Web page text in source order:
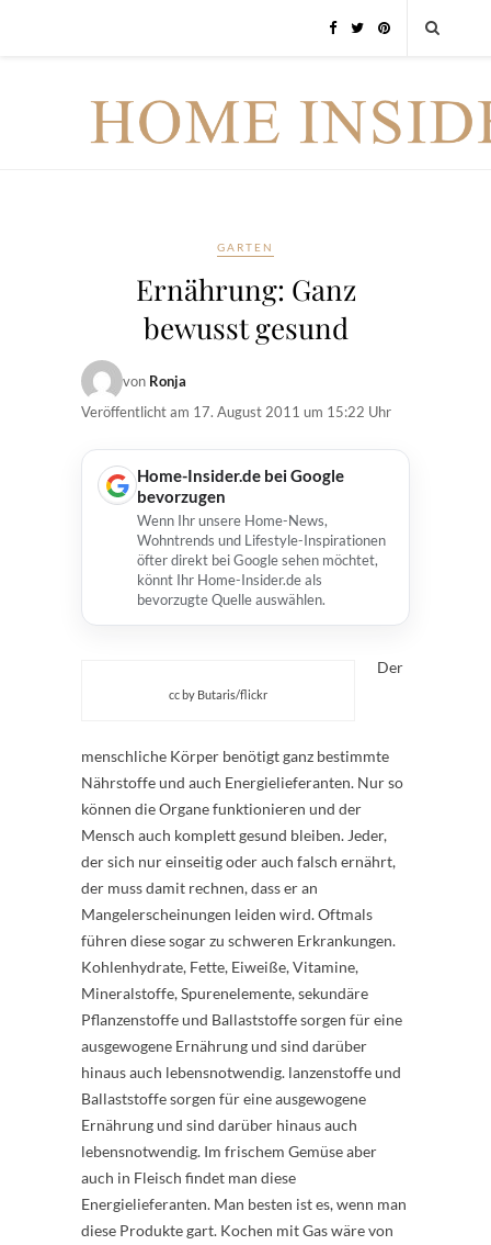
GARTEN
Ernährung: Ganz
bewusst gesund
von Ronja
Veröffentlicht am 17. August 2011 um 15:22 Uhr
Home-Insider.de bei Google
bevorzugen
Wenn Ihr unsere Home-News,
Wohntrends und Lifestyle-Inspirationen
öfter direkt bei Google sehen möchtet,
könnt Ihr Home-Insider.de als
bevorzugte Quelle auswählen.
cc by Butaris/flickr
Der
menschliche Körper benötigt ganz bestimmte
Nährstoffe und auch Energielieferanten. Nur so
können die Organe funktionieren und der
Mensch auch komplett gesund bleiben. Jeder,
der sich nur einseitig oder auch falsch ernährt,
der muss damit rechnen, dass er an
Mangelerscheinungen leiden wird. Oftmals
führen diese sogar zu schweren Erkrankungen.
Kohlenhydrate, Fette, Eiweiße, Vitamine,
Mineralstoffe, Spurenelemente, sekundäre
Pflanzenstoffe und Ballaststoffe sorgen für eine
ausgewogene Ernährung und sind darüber
hinaus auch lebensnotwendig. lanzenstoffe und
Ballaststoffe sorgen für eine ausgewogene
Ernährung und sind darüber hinaus auch
lebensnotwendig. Im frischem Gemüse aber
auch in Fleisch findet man diese
Energielieferanten. Man besten ist es, wenn man
diese Produkte gart. Kochen mit Gas wäre von